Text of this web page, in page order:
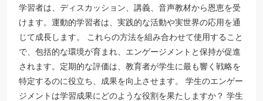
学習者は、ディスカッション、講義、音声教材から恩恵を受
けます。運動的学習者は、実践的な活動や実世界の応用を通
じて成長します。 これらの方法を組み合わせて使用すること
で、包括的な環境が育まれ、エンゲージメントと保持が促進
されます。定期的な評価は、教育者が学生に最も響く戦略を
特定するのに役立ち、成果を向上させます。 学生のエンゲー
ジメントは学習成果にどのような役割を果たしますか？ 学生